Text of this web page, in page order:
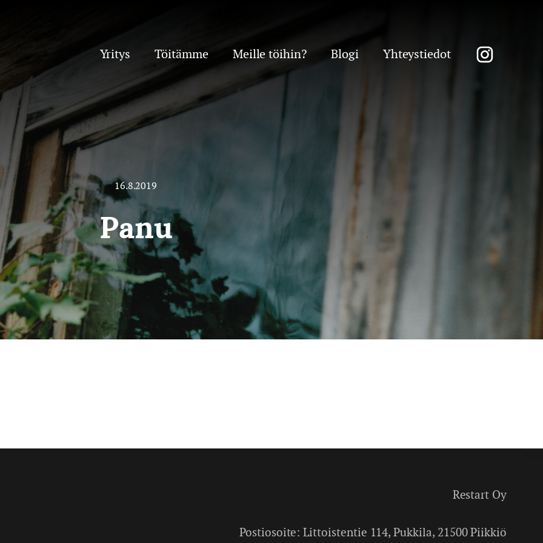
Yritys Töitämme Meille töihin? Blogi Yhteystiedot
16.8.2019
Panu
Restart Oy
Postiosoite: Littoistentie 114, Pukkila, 21500 Piikkiö